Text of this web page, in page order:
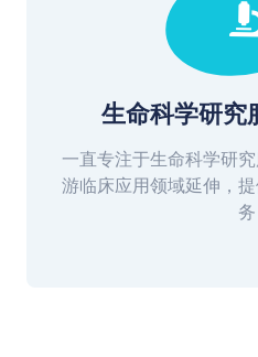
生命科学研究
一直专注于生命科学研
游临床应用领域延伸，
务